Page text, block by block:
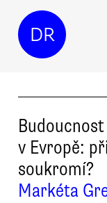
DR
v Evropě:
soukromí?
Markéta